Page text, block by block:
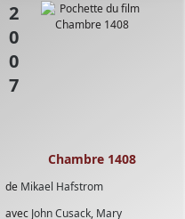
2007
de Mikael Hafstrom
avec John Cusack, Mary
Chambre 1408